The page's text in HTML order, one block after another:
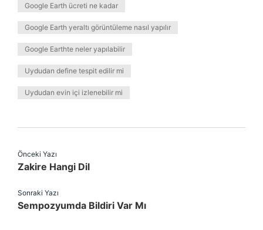
Google Earth ücreti ne kadar
Google Earth yeraltı görüntüleme nasıl yapılır
Google Earthte neler yapılabilir
Uydudan define tespit edilir mi
Uydudan evin içi izlenebilir mi
Önceki Yazı
Zakire Hangi Dil
Sonraki Yazı
Sempozyumda Bildiri Var Mı